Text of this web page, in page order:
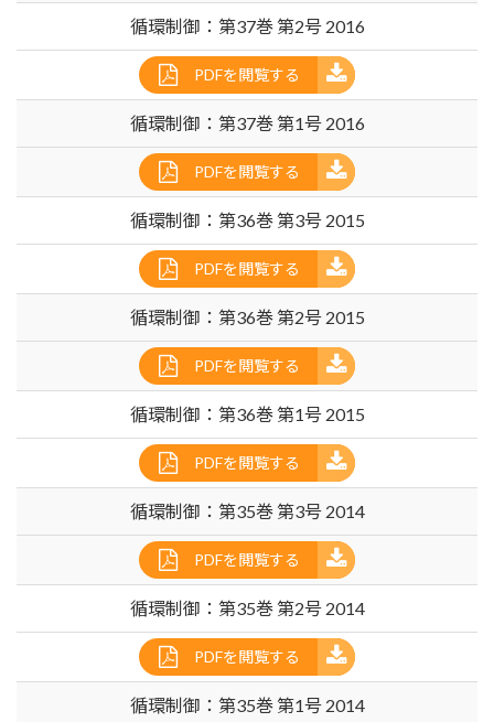
循環制御：第37巻 第2号 2016
PDFを閲覧する
循環制御：第37巻 第1号 2016
PDFを閲覧する
循環制御：第36巻 第3号 2015
PDFを閲覧する
循環制御：第36巻 第2号 2015
PDFを閲覧する
循環制御：第36巻 第1号 2015
PDFを閲覧する
循環制御：第35巻 第3号 2014
PDFを閲覧する
循環制御：第35巻 第2号 2014
PDFを閲覧する
循環制御：第35巻 第1号 2014